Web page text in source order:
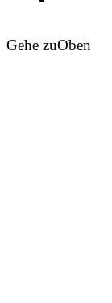
Gehe zuOben